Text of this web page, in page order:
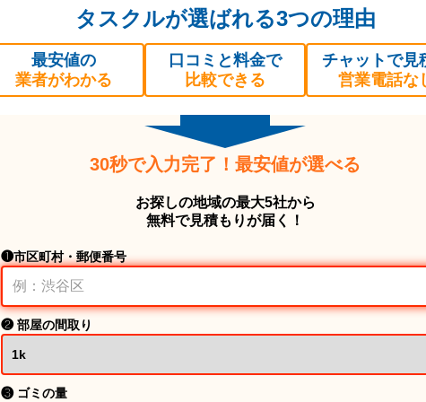
タスクルが選ばれる3つの理由
最安値の
業者がわかる
口コミと料金で
比較できる
チャットで見
営業電話な
30秒で入力完了！最安値が選べる
お探しの地域の最大5社から
無料で見積もりが届く！
❶市区町村・郵便番号
❷ 部屋の間取り
❸ ゴミの量